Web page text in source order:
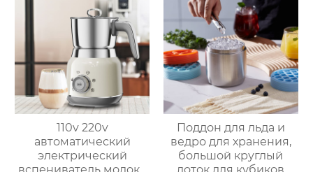
домашний
пароварочный
аппарат для молока
автомобильный мини-
холодильник
110v 220v
автоматический
электрический
Поддон для льда и
ведро для хранения,
большой круглый